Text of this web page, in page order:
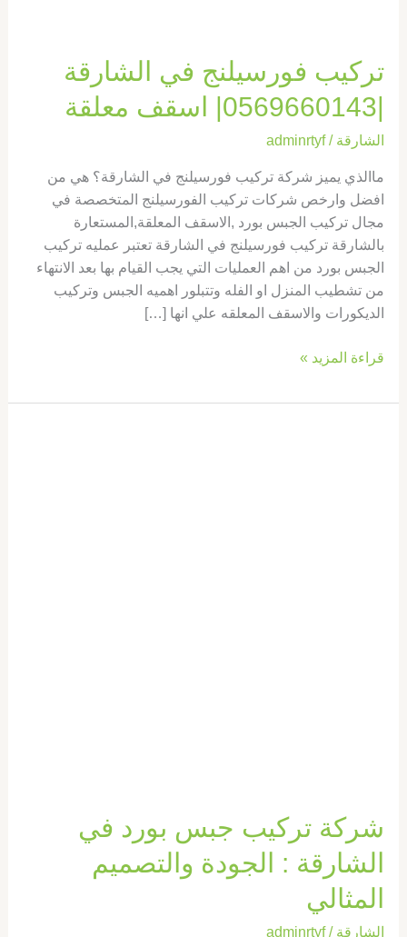
تركيب فورسيلنج في الشارقة
الشارقة /
adminrtyf
ماالذي يميز شركة تركيب فورسيلنج في الشارقة؟ هي من
افضل وارخص شركات تركيب الفورسيلنج المتخصصة في
مجال تركيب الجبس بورد ,الاسقف المعلقة,المستعارة
بالشارقة تركيب فورسيلنج في الشارقة تعتبر عمليه تركيب
الجبس بورد من اهم العمليات التي يجب القيام بها بعد الانتهاء
من تشطيب المنزل او الفله وتتبلور اهميه الجبس وتركيب
الديكورات والاسقف المعلقه علي انها […]
قراءة المزيد »
شركة تركيب جبس بورد في
الشارقة : الجودة والتصميم
المثالي
الشارقة /
adminrtyf